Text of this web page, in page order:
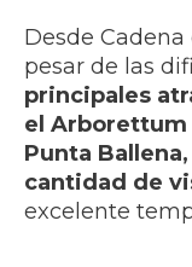
Desde
pesar de las
principales
el Arborettum
Punta
cantidad de
excelente